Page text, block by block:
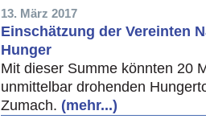
13. März 2017
Einschätzung der Vereinten
Hunger
Mit dieser Summe könnten 20
unmittelbar drohenden
Zumach. (mehr...)